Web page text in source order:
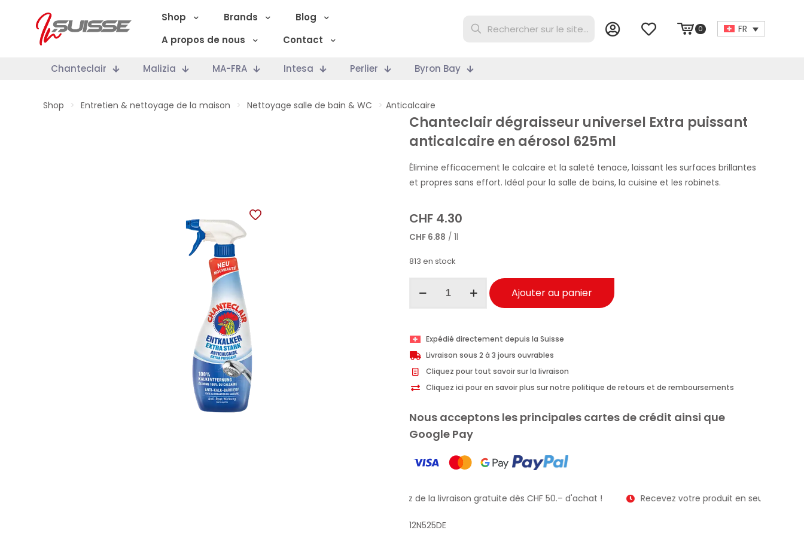
Shop Brands
Blog
A propos de nous
Contact
0 FR
Chanteclair Malizia MA-FRA Intesa Perlier Byron Bay
Shop > Entretien & nettoyage de la maison > Nettoyage salle de bain & WC > Anticalcaire
Chanteclair dégraisseur universel Extra puissant
anticalcaire en aérosol 625ml
Élimine efficacement le calcaire et la saleté tenace, laissant les surfaces brillantes
et propres sans effort. Idéal pour la salle de bains, la cuisine et les robinets.
CHF 4.30
CHF 6.88 / 1l
813 en stock
universel
Extra
puissant
anticalcaire
aérosol
625ml
Ajouter au panier
Expédié directement depuis la Suisse
Livraison sous 2 à 3 jours ouvrables
Cliquez pour tout savoir sur la livraison
Cliquez ici pour en savoir plus sur notre politique de retours et de remboursements
Nous acceptons les principales cartes de crédit ainsi que
Google Pay
Profitez de la livraison gratuite dès CHF 50.– d'achat ! Recevez votre produit en seulement 2
12N525DE